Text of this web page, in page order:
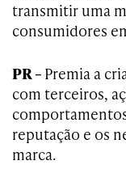
transmitir uma
consumidores
PR – Premia a
com terceiros,
reputação e os
marca.